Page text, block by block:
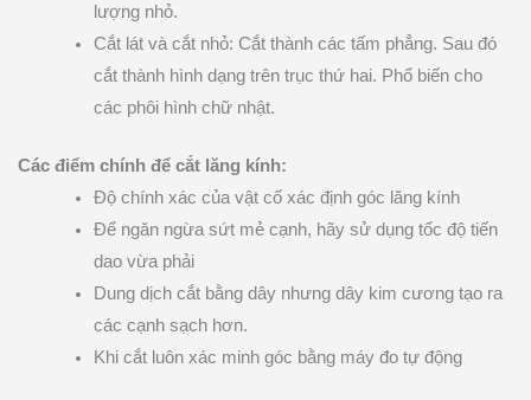
lượng nhỏ.
Cắt lát và cắt nhỏ: Cắt thành các tấm phẳng. Sau đó
cắt thành hình dạng trên trục thứ hai. Phổ biến cho
các phôi hình chữ nhật.
Các điểm chính để cắt lăng kính:
Độ chính xác của vật cố xác định góc lăng kính
Để ngăn ngừa sứt mẻ cạnh, hãy sử dụng tốc độ tiến
dao vừa phải
Dung dịch cắt bằng dây nhưng dây kim cương tạo ra
các cạnh sạch hơn.
Khi cắt luôn xác minh góc bằng máy đo tự động